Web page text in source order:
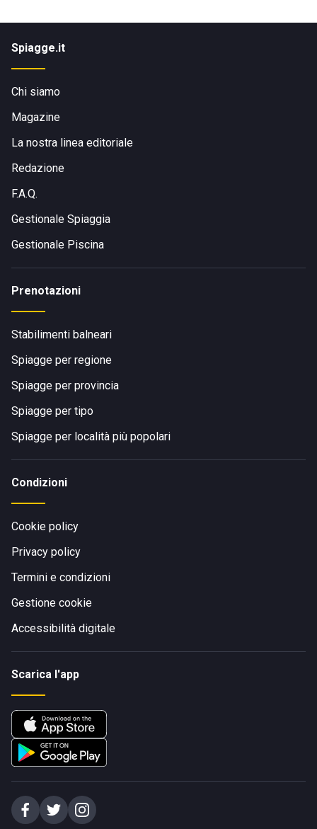
Spiagge.it
Chi siamo
Magazine
La nostra linea editoriale
Redazione
F.A.Q.
Gestionale Spiaggia
Gestionale Piscina
Prenotazioni
Stabilimenti balneari
Spiagge per regione
Spiagge per provincia
Spiagge per tipo
Spiagge per località più popolari
Condizioni
Cookie policy
Privacy policy
Termini e condizioni
Gestione cookie
Accessibilità digitale
Scarica l'app